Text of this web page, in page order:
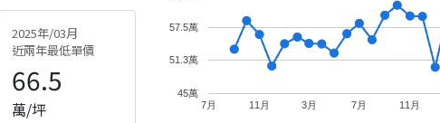
2025年/03月
近兩年最低單價
66.5
萬/坪 7月 11月 3月 7月 11月
45萬
51.3萬
57.5萬